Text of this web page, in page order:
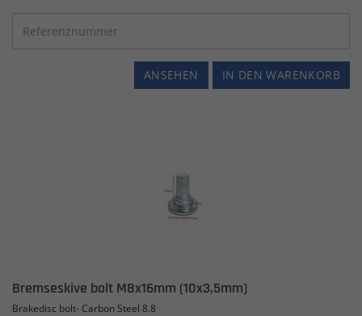
IN DEN WARENKORB
ANSEHEN
Bremseskive bolt M8x16mm (10x3,5mm)
Brakedisc bolt- Carbon Steel 8.8